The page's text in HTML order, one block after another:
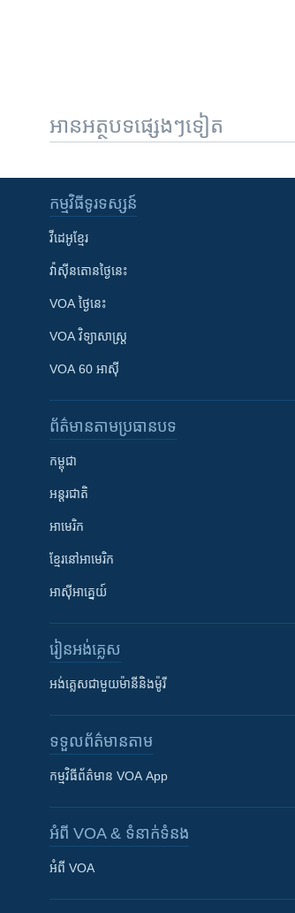
អានអត្ថបទផ្សេងៗទៀត
កម្មវិធី​ទូរទស្សន៍
វីដេអូ​ខ្មែរ
វ៉ាស៊ីនតោន​ថ្ងៃ​នេះ
VOA ថ្ងៃនេះ
VOA ​វិទ្យាសាស្ត្រ
VOA 60 អាស៊ី
ព័ត៌មាន​តាមប្រធានបទ​
កម្ពុជា
អន្តរជាតិ
អាមេរិក
ខ្មែរ​នៅអាមេរិក
អាស៊ីអាគ្នេយ៍
រៀន​​អង់គ្លេស
អង់គ្លេស​ជាមួយ​ម៉ានី​និង​ម៉ូរី
ទទួល​ព័ត៌មាន​តាម
កម្មវិធី​ព័ត៌មាន VOA App
អំពី​ VOA & ទំនាក់ទំនង
អំពី​ VOA